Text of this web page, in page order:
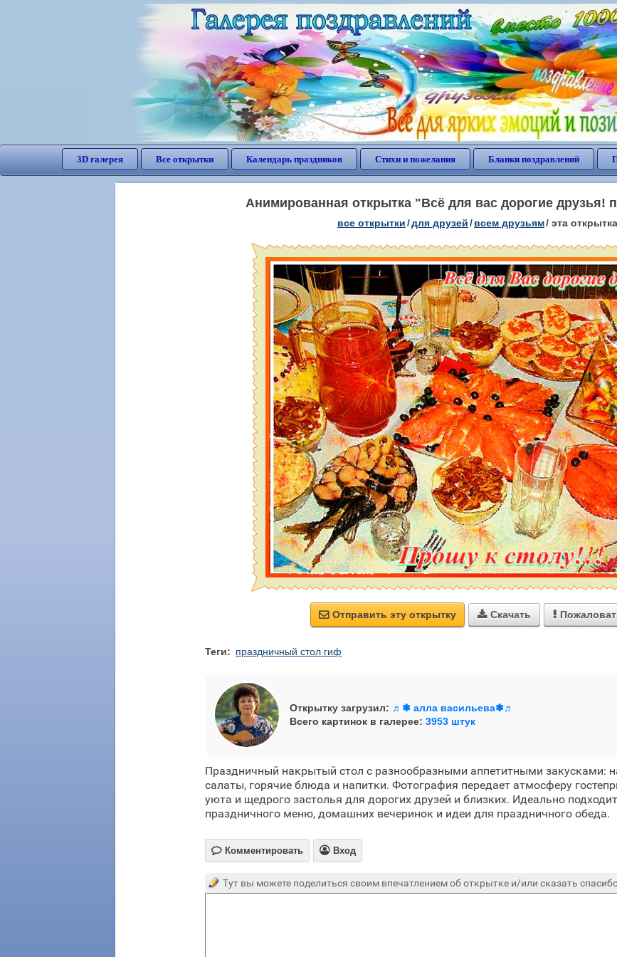
3D галерея Все открытки Календарь праздников Стихи и пожелания Бланки поздравлений
Анимированная открытка "Всё для вас дорогие друзья!
все открытки/для друзей/всем друзьям/ эта открытка
 Отправить эту открытку  Скачать 
Теги: праздничный стол гиф
Открытку загрузил: ♬❃ алла васильева❃♬
Всего картинок в галерее: 3953 штук
Праздничный накрытый стол с разнообразными аппетитными закусками:
салаты, горячие блюда и напитки. Фотография передает атмосферу
уюта и щедрого застолья для дорогих друзей и близких. Идеально
праздничного меню, домашних вечеринок и идеи для праздничного обеда.
 Комментировать  Вход
Тут вы можете поделиться своим впечатлением об открытке и/или сказать